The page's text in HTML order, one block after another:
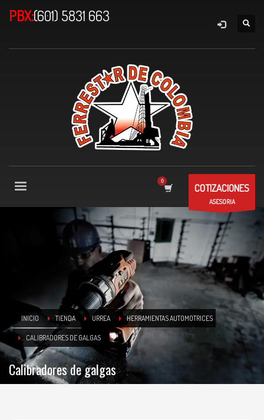
PBX:(601) 5831 663
COTIZACIONES
ASESORIA
INICIO TIENDA URREA HERRAMIENTAS AUTOMOTRICES
CALIBRADORES DE GALGAS
Calibradores de galgas